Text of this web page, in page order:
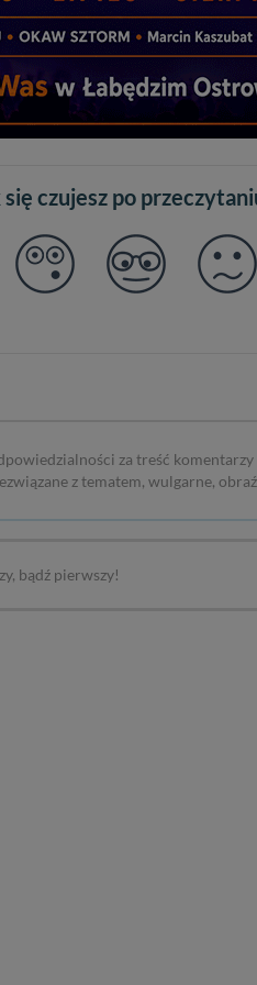
się czujesz po
za treść
z tematem, wulgarne,
bądź pierwszy!